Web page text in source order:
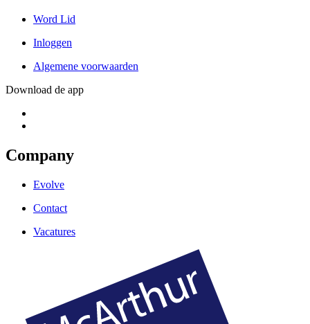
Word Lid
Inloggen
Algemene voorwaarden
Download de app
Company
Evolve
Contact
Vacatures